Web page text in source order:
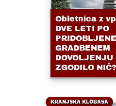
Obletnica z
DVE LETI PO
GRADBENEM
DOVOLJENJU
ZGODILO
KRANJSKA KLOBASA